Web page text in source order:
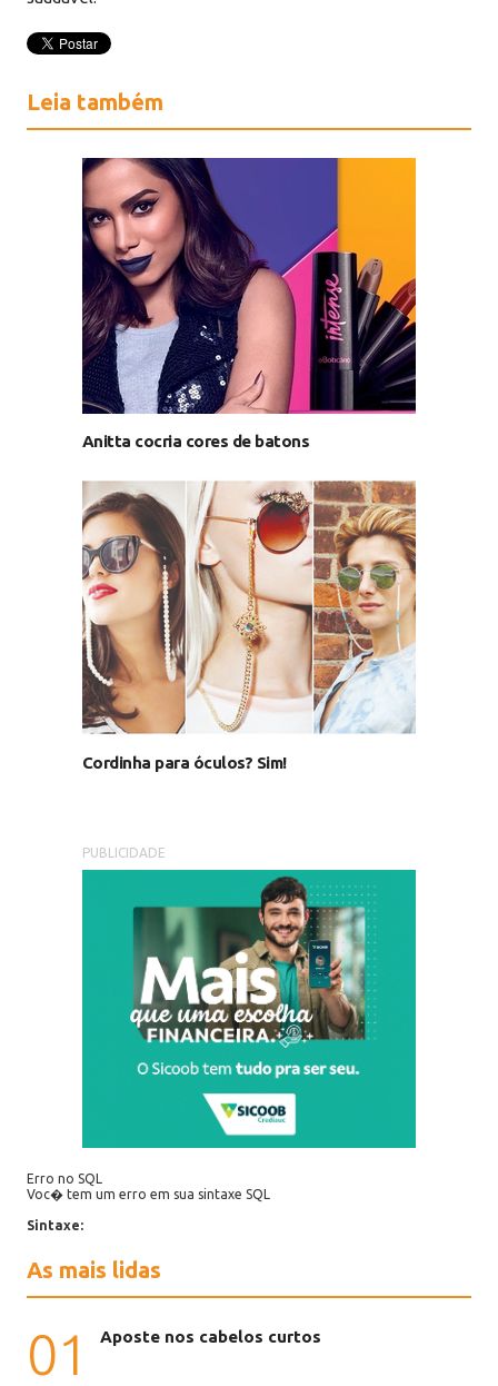
Leia também
Anitta cocria cores de batons
Cordinha para óculos? Sim!
PUBLICIDADE
Erro no SQL
Voc� tem um erro em sua sintaxe SQL
Sintaxe:
As mais lidas
01 Aposte nos cabelos curtos